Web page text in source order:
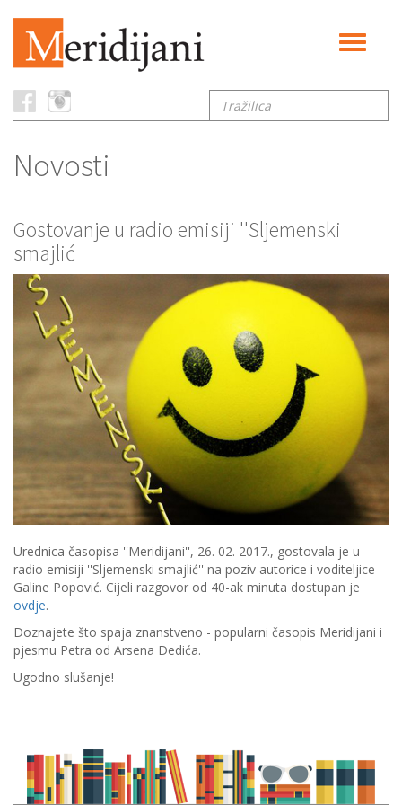
Toggle
Tražilica
Novosti
Gostovanje u radio emisiji ''Sljemenski
smajlić
Urednica časopisa ''Meridijani'', 26. 02. 2017., gostovala je u
radio emisiji ''Sljemenski smajlić'' na poziv autorice i voditeljice
Galine Popović. Cijeli razgovor od 40-ak minuta dostupan je
ovdje.
Doznajete što spaja znanstveno - popularni časopis Meridijani i
pjesmu Petra od Arsena Dedića.
Ugodno slušanje!